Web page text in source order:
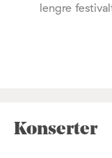
lengre
Konserter